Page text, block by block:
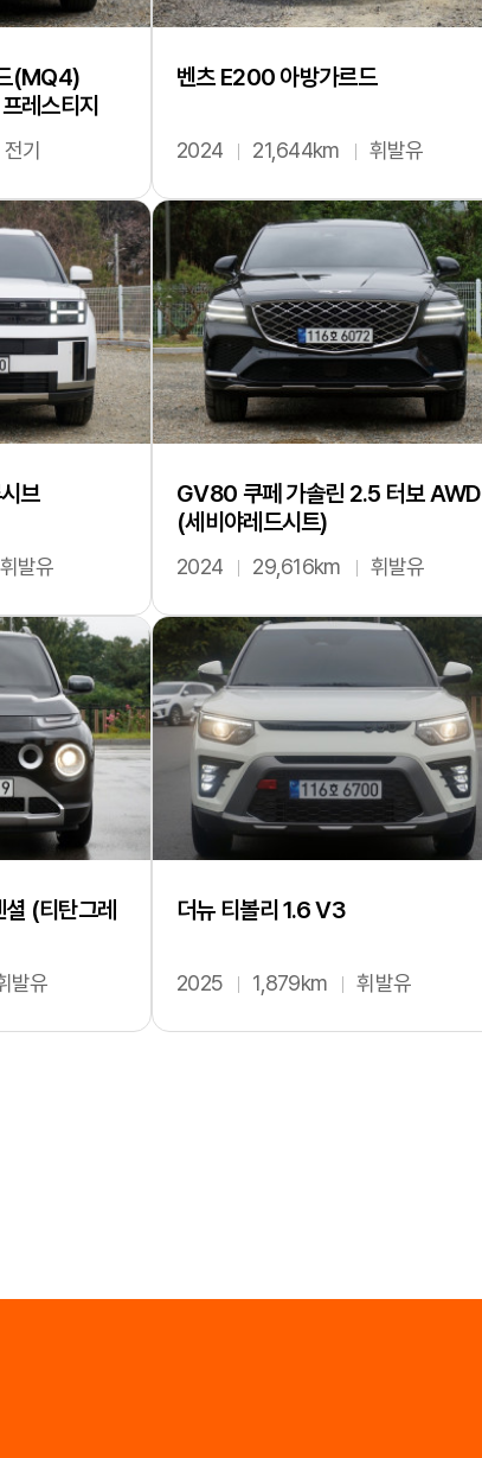
(MQ4)
레스티지
전기
벤츠 E200 아방가르드
2024 21,644km 휘발유
브
휘발유
GV80 쿠페 가솔린 2.5 터보 AWD
(세비야레드시트)
2024 29,616km 휘발유
(티탄그레
발유
더뉴 티볼리 1.6 V3
2025 1,879km 휘발유